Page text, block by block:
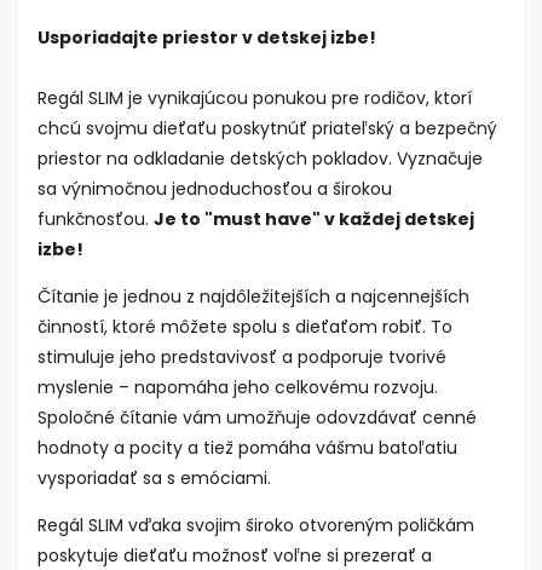
Usporiadajte priestor v detskej izbe!
Regál SLIM je vynikajúcou ponukou pre rodičov, ktorí
chcú svojmu dieťaťu poskytnúť priateľský a bezpečný
priestor na odkladanie detských pokladov. Vyznačuje
sa výnimočnou jednoduchosťou a širokou
funkčnosťou. Je to "must have" v každej detskej
izbe!
Čítanie je jednou z najdôležitejších a najcennejších
činností, ktoré môžete spolu s dieťaťom robiť. To
stimuluje jeho predstavivosť a podporuje tvorivé
myslenie – napomáha jeho celkovému rozvoju.
Spoločné čítanie vám umožňuje odovzdávať cenné
hodnoty a pocity a tiež pomáha vášmu batoľatiu
vysporiadať sa s emóciami.
Regál SLIM vďaka svojim široko otvoreným poličkám
poskytuje dieťaťu možnosť voľne si prezerať a